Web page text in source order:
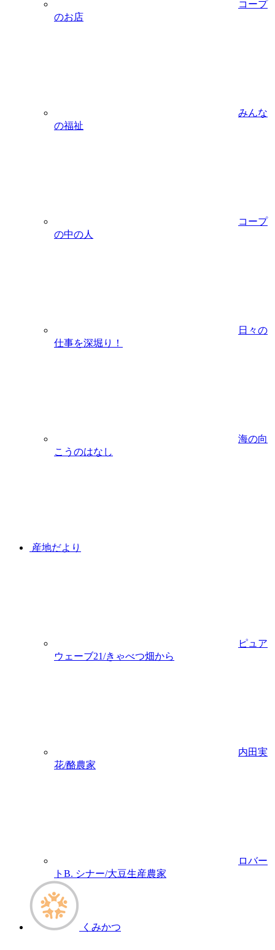
コープ
のお店
みんな
の福祉
コープ
の中の人
日々の
仕事を深堀り！
海の向
こうのはなし
産地だより
ピュア
ウェーブ21/きゃべつ畑から
内田実
花/酪農家
ロバー
トB. シナー/大豆生産農家
くみかつ